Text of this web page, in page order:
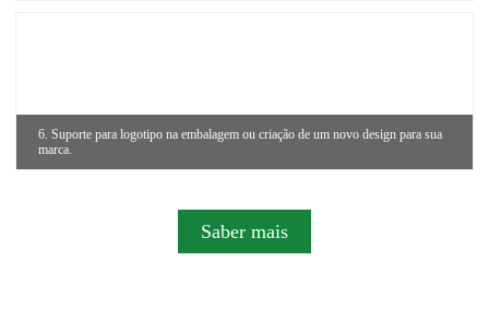
6. Suporte para logotipo na embalagem ou criação de um novo design para sua
marca.
Saber mais